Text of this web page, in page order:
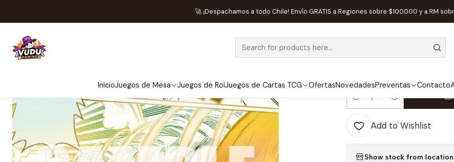
InicioJuegos de Mesa Juegos de RolJuegos de Cartas TCG OfertasNovedadesPreventas Contacto
🚀 ¡Despachamos a todo Chile! Envío GRATIS a Regiones sobre $100.000 y a RM
Juegos de Cartas TCG One Piece Cartas One Piece Gum-Gum Golden Rifle (Alternate Art) -
Gum-Gum
Quantity
Add to Wishlist
Show stock from